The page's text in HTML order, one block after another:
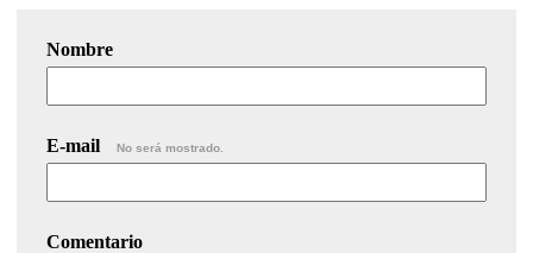
Nombre
E-mail No será mostrado.
Comentario